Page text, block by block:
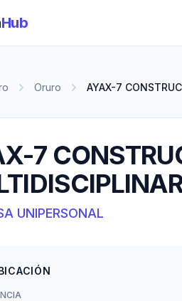
Hub
Oruro AYAX-7
7
UNIPERSONAL